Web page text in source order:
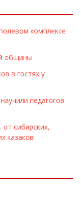
комплексе
общины
в гостях у
педагогов
сибирских,
казаков